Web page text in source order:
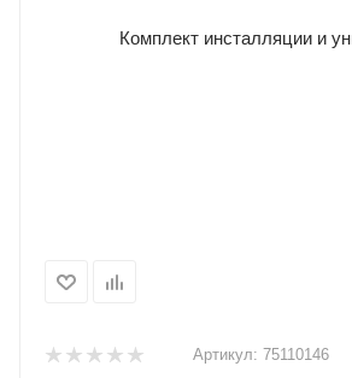
Артикул: 75110146